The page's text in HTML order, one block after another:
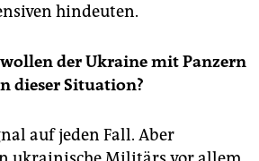
hindeuten.
der Ukraine mit Panzern
dieser Situation?
auf jeden Fall. Aber